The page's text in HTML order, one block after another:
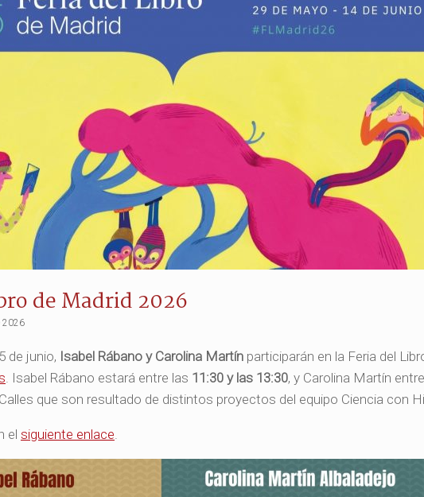
de Madrid 2026
2026
de junio, Isabel Rábano y Carolina Martín participarán en la Feria del
. Isabel Rábano estará entre las 11:30 y las 13:30, y Carolina Martín
que son resultado de distintos proyectos del equipo Ciencia con
el siguiente enlace.